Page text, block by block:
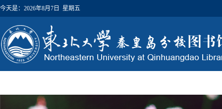
今天是： 2026年8月7日 星期五